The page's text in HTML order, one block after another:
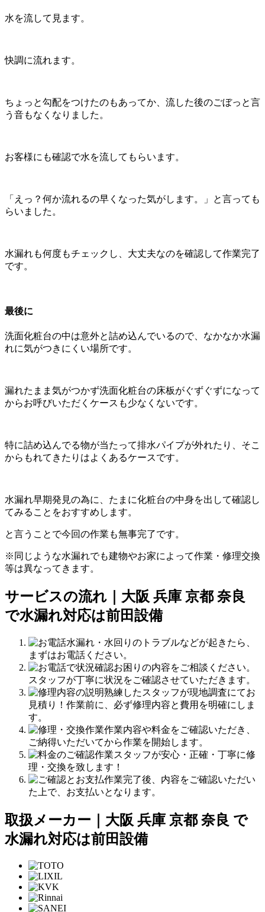
水を流して見ます。
快調に流れます。
ちょっと勾配をつけたのもあってか、流した後のごぼっと言
う音もなくなりました。
お客様にも確認で水を流してもらいます。
「えっ？何か流れるの早くなった気がします。」と言っても
らいました。
水漏れも何度もチェックし、大丈夫なのを確認して作業完了
です。
最後に
洗面化粧台の中は意外と詰め込んでいるので、なかなか水漏
れに気がつきにくい場所です。
漏れたまま気がつかず洗面化粧台の床板がぐずぐずになって
からお呼びいただくケースも少なくないです。
特に詰め込んでる物が当たって排水パイプが外れたり、そこ
からもれてきたりはよくあるケースです。
水漏れ早期発見の為に、たまに化粧台の中身を出して確認し
てみることをおすすめします。
と言うことで今回の作業も無事完了です。
※同じような水漏れでも建物やお家によって作業・修理交換
等は異なってきます。
サービスの流れ｜大阪 兵庫 京都 奈良
で水漏れ対応は前田設備
水漏れ・水回りのトラブルなどが起きたら、
まずはお電話ください。
お困りの内容をご相談ください。
スタッフが丁寧に状況をご確認させていただきます。
熟練したスタッフが現地調査にてお
見積り！作業前に、必ず修理内容と費用を明確にしま
す。
作業内容や料金をご確認いただき、
ご納得いただいてから作業を開始します。
作業スタッフが安心・正確・丁寧に修
理・交換を致します！
作業完了後、内容をご確認いただい
た上で、お支払いとなります。
取扱メーカー｜大阪 兵庫 京都 奈良 で
水漏れ対応は前田設備